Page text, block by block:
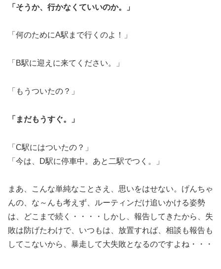
「そうか、行かなくていいのか。」
「何のためにA駅まで行くのよ！」
「B駅に迎えに来てください。」
「もうついたの？」
「まだもうすぐ。」
「C駅にはついたの？」
「今は、D駅に停車中。あと二駅でつく。」
まあ、こんな単純なことさえ、思いをはせない。げんちゃ
んの、な～んも考えず、ルーティンだけ追いかける姿勢
は、どこまで続く・・・・しかし、報告してきたから、失
敗は防げたわけで、いつもは、放置すれば、相談も報告も
してこないから、暴走して大失敗となるのですよね・・・